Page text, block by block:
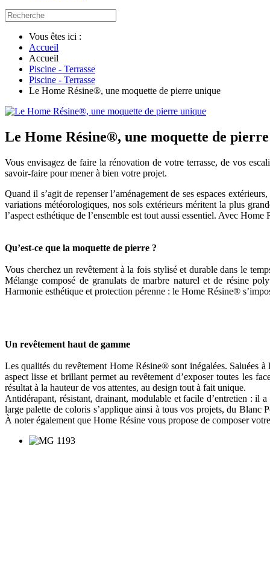
Vous êtes ici :
Accueil
Accueil
Piscine - Terrasse
Piscine - Terrasse
Le Home Résine®, une moquette de pierre unique
Le Home Résine®, une moquette de
Vous envisagez de faire la rénovation de votre terrasse, de vos
savoir-faire pour mener à bien votre projet.
Quand il s’agit de repenser l’aménagement de ses espaces
variations météorologiques, nos sols extérieurs méritent la plus
l’aspect esthétique de l’ensemble est tout aussi essentiel. Avec
Qu’est-ce que la moquette de pierre ?
Vous cherchez un revêtement à la fois stylisé et durable dans le
Mélange composé de granulats de marbre naturel et de résine
Harmonie esthétique et protection pérenne : le Home Résine®
Un revêtement haut de gamme
Les qualités du revêtement Home Résine® sont inégalées. Saluées
aspect lisse et brillant permet au revêtement d’exposer toutes les
résultat à la hauteur de vos attentes, au design tout à fait unique.
Antidérapant, résistant, drainant, modulable et facile d’entretien : il
large palette de coloris s’applique ainsi à tous vos projets, du
À noter également que Home Résine vous propose de composer